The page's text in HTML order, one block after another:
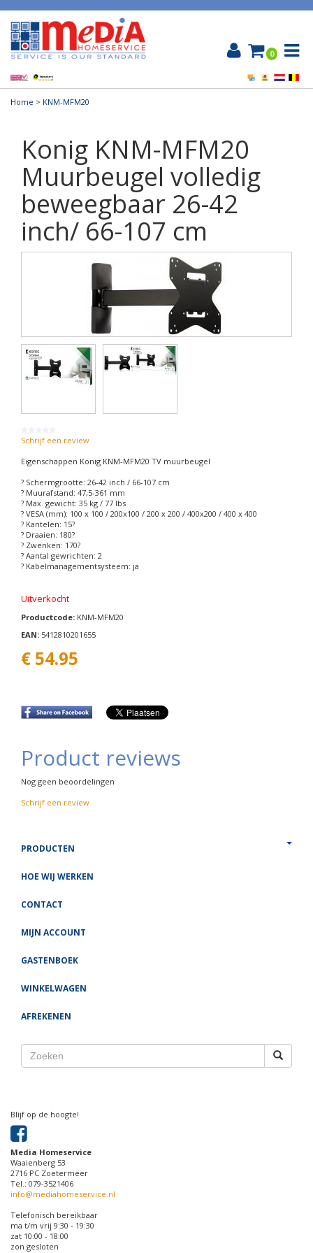
0
Home > KNM-MFM20
Konig KNM-MFM20
Muurbeugel volledig
beweegbaar 26-42
inch/ 66-107 cm
Schrijf een review
Eigenschappen Konig KNM-MFM20 TV muurbeugel
? Schermgrootte: 26-42 inch / 66-107 cm
? Muurafstand: 47,5-361 mm
? Max. gewicht: 35 kg / 77 lbs
? VESA (mm): 100 x 100 / 200x100 / 200 x 200 / 400x200 / 400 x 400
? Kantelen: 15?
? Draaien: 180?
? Zwenken: 170?
? Aantal gewrichten: 2
? Kabelmanagementsysteem: ja
Uitverkocht
Productcode: KNM-MFM20
EAN: 5412810201655
€ 54.95
Product reviews
Nog geen beoordelingen
Schrijf een review
PRODUCTEN
HOE WIJ WERKEN
CONTACT
MIJN ACCOUNT
GASTENBOEK
WINKELWAGEN
AFREKENEN
Blijf op de hoogte!
Media Homeservice
Waaienberg 53
2716 PC Zoetermeer
Tel.: 079-3521406
info@mediahomeservice.nl
Telefonisch bereikbaar
ma t/m vrij 9:30 - 19:30
zat 10:00 - 18:00
zon gesloten